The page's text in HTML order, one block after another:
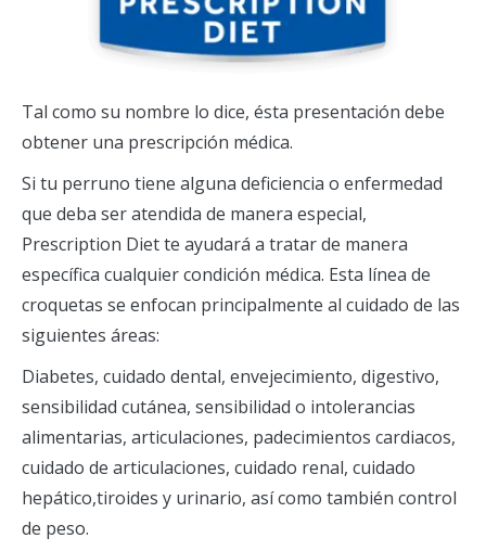
Tal como su nombre lo dice, ésta presentación debe
obtener una prescripción médica.
Si tu perruno tiene alguna deficiencia o enfermedad
que deba ser atendida de manera especial,
Prescription Diet te ayudará a tratar de manera
específica cualquier condición médica. Esta línea de
croquetas se enfocan principalmente al cuidado de las
siguientes áreas:
Diabetes, cuidado dental, envejecimiento, digestivo,
sensibilidad cutánea, sensibilidad o intolerancias
alimentarias, articulaciones, padecimientos cardiacos,
cuidado de articulaciones, cuidado renal, cuidado
hepático,tiroides y urinario, así como también control
de peso.